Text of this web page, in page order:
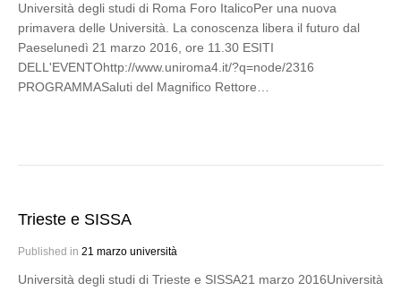
Università degli studi di Roma Foro ItalicoPer una nuova
primavera delle Università. La conoscenza libera il futuro dal
Paeselunedì 21 marzo 2016, ore 11.30 ESITI
DELL'EVENTOhttp://www.uniroma4.it/?q=node/2316
PROGRAMMASaluti del Magnifico Rettore…
Trieste e SISSA
Published in 21 marzo università
Università degli studi di Trieste e SISSA21 marzo 2016Università